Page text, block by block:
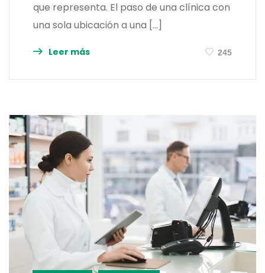
que representa. El paso de una clínica con
una sola ubicación a una […]
Leer más 245